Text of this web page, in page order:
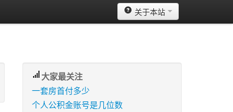
关于本站
大家最关注
一套房首付多少
个人公积金账号是几位数